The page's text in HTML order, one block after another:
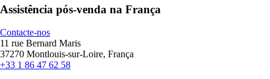
Assistência pós-venda na França
Contacte-nos
11 rue Bernard Maris
37270 Montlouis-sur-Loire, França
+33 1 86 47 62 58